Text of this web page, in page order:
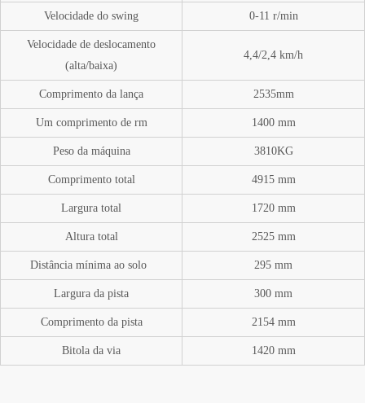
Velocidade do swing 0-11 r/min
Velocidade de deslocamento
(alta/baixa)
4,4/2,4 km/h
Comprimento da lança 2535mm
Um comprimento de rm 1400 mm
Peso da máquina 3810KG
Comprimento total 4915 mm
Largura total 1720 mm
Altura total 2525 mm
Distância mínima ao solo 295 mm
Largura da pista 300 mm
Comprimento da pista 2154 mm
Bitola da via 1420 mm